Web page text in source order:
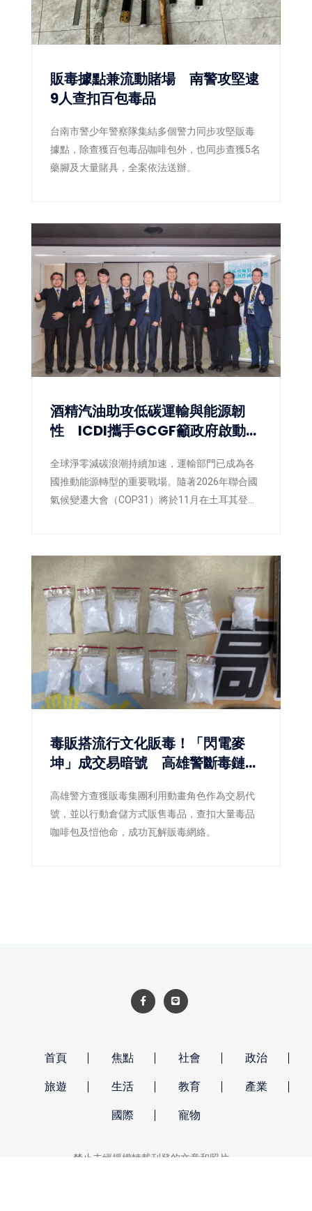
販毒據點兼流動賭場 南警攻堅逮
9人查扣百包毒品
台南市警少年警察隊集結多個警力同步攻堅販毒
據點，除查獲百包毒品咖啡包外，也同步查獲5名
藥腳及大量賭具，全案依法送辦。
酒精汽油助攻低碳運輸與能源韌
性 ICDI攜手GCGF籲政府啟動
全球淨零減碳浪潮持續加速，運輸部門已成為各
國推動能源轉型的重要戰場。隨著2026年聯合國
氣候變遷大會（COP31）將於11月在土耳其登
對臺灣即將推動第三版國家自定貢獻
（NDC3.0），如何兼顧減碳、能源安全與供應韌
性，已成為產官學界共同關注的核心議題。
毒販搭流行文化販毒！「閃電麥
坤」成交易暗號 高雄警斷毒鏈逮
高雄警方查獲販毒集團利用動畫角色作為交易代
號，並以行動倉儲方式販售毒品，查扣大量毒品
咖啡包及愷他命，成功瓦解販毒網絡。
首頁 焦點 社會 政治
旅遊 生活 教育 產業
國際 寵物
禁止未經授權轉載刊登的文章和照片。